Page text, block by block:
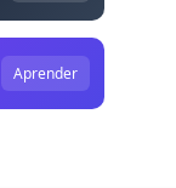
Aprender